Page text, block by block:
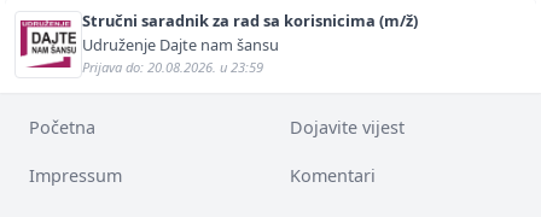
Stručni saradnik za rad sa korisnicima (m/ž)
Udruženje Dajte nam šansu
Prijava do: 20.08.2026. u 23:59
Početna Dojavite vijest
Impressum Komentari